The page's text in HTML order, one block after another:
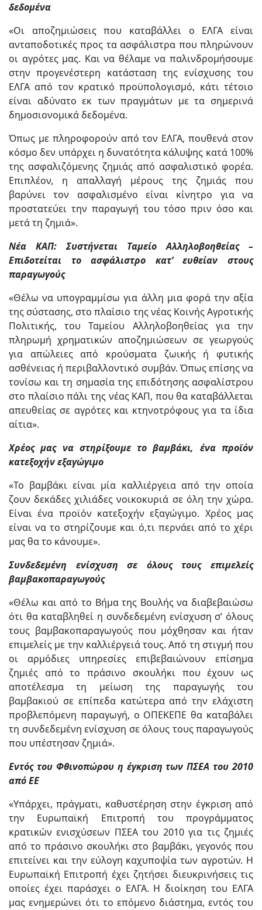
δεδομένα
«Οι αποζημιώσεις που καταβάλλει ο ΕΛΓΑ είναι
ανταποδοτικές προς τα ασφάλιστρα που πληρώνουν
οι αγρότες μας. Και να θέλαμε να παλινδρομήσουμε
στην προγενέστερη κατάσταση της ενίσχυσης του
ΕΛΓΑ από τον κρατικό προϋπολογισμό, κάτι τέτοιο
είναι αδύνατο εκ των πραγμάτων με τα σημερινά
δημοσιονομικά δεδομένα.
Όπως με πληροφορούν από τον ΕΛΓΑ, πουθενά στον
κόσμο δεν υπάρχει η δυνατότητα κάλυψης κατά 100%
της ασφαλιζόμενης ζημιάς από ασφαλιστικό φορέα.
Επιπλέον, η απαλλαγή μέρους της ζημιάς που
βαρύνει τον ασφαλισμένο είναι κίνητρο για να
προστατεύει την παραγωγή του τόσο πριν όσο και
μετά τη ζημιά».
Νέα ΚΑΠ: Συστήνεται Ταμείο Αλληλοβοηθείας –
Επιδοτείται το ασφάλιστρο κατ’ ευθείαν στους
παραγωγούς
«Θέλω να υπογραμμίσω για άλλη μια φορά την αξία
της σύστασης, στο πλαίσιο της νέας Κοινής Αγροτικής
Πολιτικής, του Ταμείου Αλληλοβοηθείας για την
πληρωμή χρηματικών αποζημιώσεων σε γεωργούς
για απώλειες από κρούσματα ζωικής ή φυτικής
ασθένειας ή περιβαλλοντικό συμβάν. Όπως επίσης να
τονίσω και τη σημασία της επιδότησης ασφαλίστρου
στο πλαίσιο πάλι της νέας ΚΑΠ, που θα καταβάλλεται
απευθείας σε αγρότες και κτηνοτρόφους για τα ίδια
αίτια».
Χρέος μας να στηρίξουμε το βαμβάκι, ένα προϊόν
κατεξοχήν εξαγώγιμο
«Το βαμβάκι είναι μία καλλιέργεια από την οποία
ζουν δεκάδες χιλιάδες νοικοκυριά σε όλη την χώρα.
Είναι ένα προϊόν κατεξοχήν εξαγώγιμο. Χρέος μας
είναι να το στηρίζουμε και ό,τι περνάει από το χέρι
μας θα το κάνουμε».
Συνδεδεμένη ενίσχυση σε όλους τους επιμελείς
βαμβακοπαραγωγούς
«Θέλω και από το Βήμα της Βουλής να διαβεβαιώσω
ότι θα καταβληθεί η συνδεδεμένη ενίσχυση σ’ όλους
τους βαμβακοπαραγωγούς που μόχθησαν και ήταν
επιμελείς με την καλλιέργειά τους. Από τη στιγμή που
οι αρμόδιες υπηρεσίες επιβεβαιώνουν επίσημα
ζημιές από το πράσινο σκουλήκι που έχουν ως
αποτέλεσμα τη μείωση της παραγωγής του
βαμβακιού σε επίπεδα κατώτερα από την ελάχιστη
προβλεπόμενη παραγωγή, ο ΟΠΕΚΕΠΕ θα καταβάλει
τη συνδεδεμένη ενίσχυση σε όλους τους παραγωγούς
που υπέστησαν ζημιά».
Εντός του Φθινοπώρου η έγκριση των ΠΣΕΑ του 2010
από ΕΕ
«Υπάρχει, πράγματι, καθυστέρηση στην έγκριση από
την Ευρωπαϊκή Επιτροπή του προγράμματος
κρατικών ενισχύσεων ΠΣΕΑ του 2010 για τις ζημιές
από το πράσινο σκουλήκι στο βαμβάκι, γεγονός που
επιτείνει και την εύλογη καχυποψία των αγροτών. Η
Ευρωπαϊκή Επιτροπή έχει ζητήσει διευκρινήσεις τις
οποίες έχει παράσχει ο ΕΛΓΑ. Η διοίκηση του ΕΛΓΑ
μας ενημερώνει ότι το επόμενο διάστημα, εντός του